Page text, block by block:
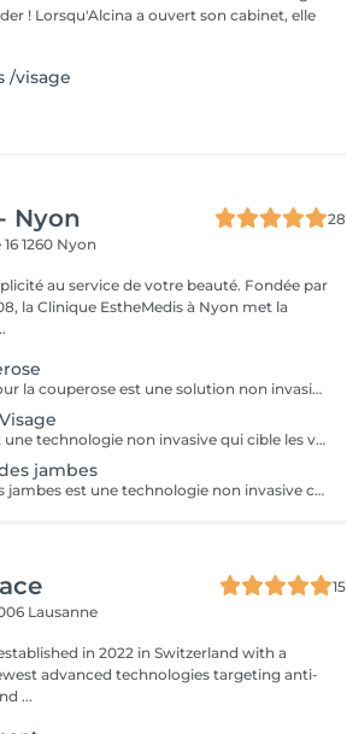
elle
/visage
Nyon
28
161260 Nyon
au service de votre beauté. Fondée par
la Clinique EstheMedis à Nyon met la
Le traitement laser pour la couperose est une solution non invasive et efficace pour atténuer les rougeurs persistantes et les vaisseaux sanguins dilatés sur le visage. En utilisant des faisceaux lumineux ciblés, il permet de coaguler les capillaires visibles, réduisant ainsi leur apparence et améliorant l'uniformité du teint. Une action ciblée pour une peau plus nette et homogène : Réduit les rougeurs et atténue la couperose Cible les vaisseaux dilatés pour les rendre moins visibles Améliore la texture de la peau et unifie le teint
Le laser vasculaire est une technologie non invasive qui cible les vaisseaux sanguins dilatés, réduisant ainsi les rougeurs et les imperfections cutanées liées à la circulation. Grâce à des faisceaux de lumière précis, il coagule les vaisseaux sans affecter les tissus environnants, permettant une disparition progressive des lésions vasculaires. Une solution efficace pour un teint plus uniforme : Traite la couperose, les varices et les taches de vin Réduit les rougeurs et améliore la microcirculation cutanée Cible les vaisseaux sanguins sans endommager la peau
jambes
Le laser vasculaire des jambes est une technologie non invasive conçue pour traiter les varices et les veines spider (télangiectasies). En utilisant des faisceaux lumineux ciblés, ce traitement permet de coaguler et éliminer les vaisseaux sanguins anormaux sans affecter les tissus environnants.
15
Lausanne
in 2022 in Switzerland with a
advanced technologies targeting anti-
...